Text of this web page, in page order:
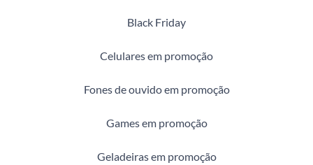
Black Friday
Celulares em promoção
Fones de ouvido em promoção
Games em promoção
Geladeiras em promoção